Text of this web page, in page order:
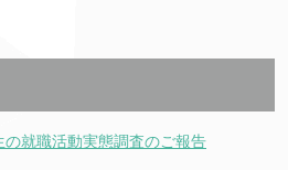
の就職活動実態調査のご報告